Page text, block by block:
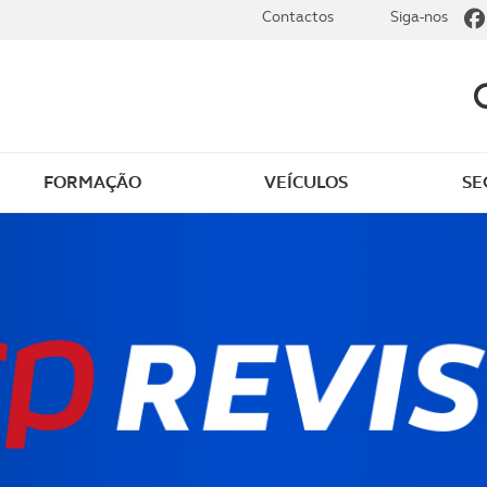
FORMAÇÃO VEÍCULOS
Contactos Siga-nos